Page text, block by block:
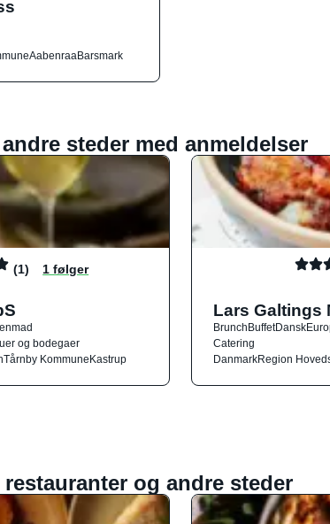
AabenraaBarsmark
steder med anmeldelser
(1) 1 følger
og bodegaer
Tårnby KommuneKastrup
Lars Galtings
BrunchBuffetDansk
Catering
DanmarkRegion
og andre steder